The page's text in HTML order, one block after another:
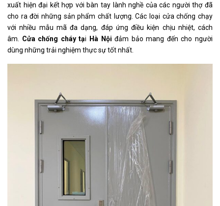
xuất hiện đại kết hợp với bàn tay lành nghề của các người thợ đã
cho ra đời những sản phẩm chất lượng. Các loại cửa chống chạy
với nhiều mẫu mã đa dạng, đáp ứng điều kiện chịu nhiệt, cách
âm. Cửa chống cháy tại Hà Nội đảm bảo mang đến cho người
dùng những trải nghiệm thực sự tốt nhất.